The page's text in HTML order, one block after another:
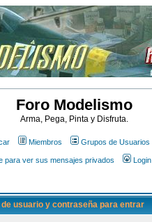
Foro Modelismo
Arma, Pega, Pinta y Disfruta.
Miembros Grupos de Usuarios
para ver sus mensajes privados Login
usuario y contraseña para entrar